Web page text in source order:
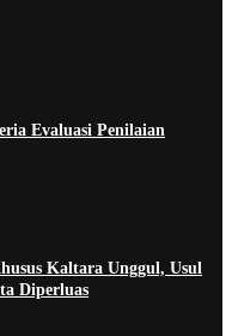
Evaluasi Penilaian
Kaltara Unggul, Usul
Diperluas